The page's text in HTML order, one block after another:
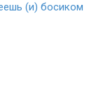
(и) босиком